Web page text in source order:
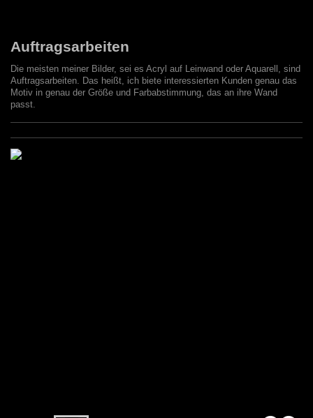
Auftragsarbeiten
Die meisten meiner Bilder, sei es Acryl auf Leinwand oder Aquarell, sind
Auftragsarbeiten. Das heißt, ich biete interessierten Kunden genau das
Motiv in genau der Größe und Farbabstimmung, das an ihre Wand
passt.